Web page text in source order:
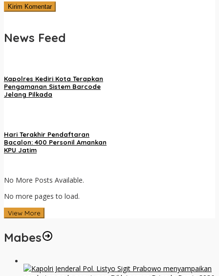
News Feed
Kapolres Kediri Kota Terapkan
Pengamanan Sistem Barcode
Jelang Pilkada
Hari Terakhir Pendaftaran
Bacalon: 400 Personil Amankan
KPU Jatim
No More Posts Available.
No more pages to load.
View More
Mabes